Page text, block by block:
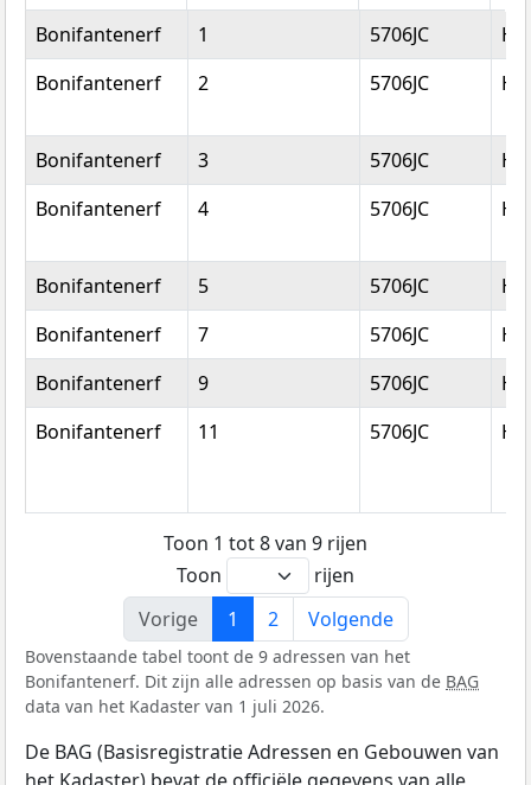
Straatnaam
Huisnummer Postcode
Bonifantenerf 1 5706JC
Bonifantenerf
2 5706JC
Bonifantenerf 3 5706JC
Bonifantenerf
4 5706JC
Bonifantenerf 5 5706JC
Bonifantenerf
7 5706JC
Bonifantenerf
9 5706JC
Bonifantenerf
11 5706JC
Toon 1 tot 8 van 9 rijen
Toon
rijen
Vorige
1 2 Volgende
Bovenstaande tabel toont de 9 adressen van het
Bonifantenerf. Dit zijn alle adressen op basis van de BAG
data van het Kadaster van 1 juli 2026.
De BAG (Basisregistratie Adressen en Gebouwen van